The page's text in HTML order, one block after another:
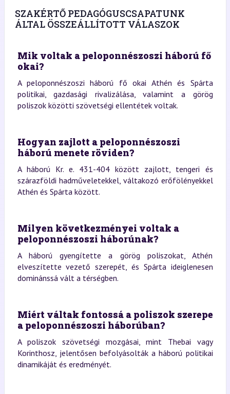
SZAKÉRTŐ PEDAGÓGUSCSAPATUNK
ÁLTAL ÖSSZEÁLLÍTOTT VÁLASZOK
Mik voltak a peloponnészoszi háború fő
okai?
A peloponnészoszi háború fő okai Athén és Spárta
politikai, gazdasági rivalizálása, valamint a görög
poliszok közötti szövetségi ellentétek voltak.
Hogyan zajlott a peloponnészoszi
háború menete röviden?
A háború Kr. e. 431-404 között zajlott, tengeri és
szárazföldi hadműveletekkel, váltakozó erőfölényekkel
Athén és Spárta között.
Milyen következményei voltak a
peloponnészoszi háborúnak?
A háború gyengítette a görög poliszokat, Athén
elveszítette vezető szerepét, és Spárta ideiglenesen
dominánssá vált a térségben.
Miért váltak fontossá a poliszok szerepe
a peloponnészoszi háborúban?
A poliszok szövetségi mozgásai, mint Thebai vagy
Korinthosz, jelentősen befolyásolták a háború politikai
dinamikáját és eredményét.